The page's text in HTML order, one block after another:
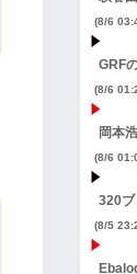
(8/6
GRF
(8/6
岡本
(8/6
320ブ
(8/5